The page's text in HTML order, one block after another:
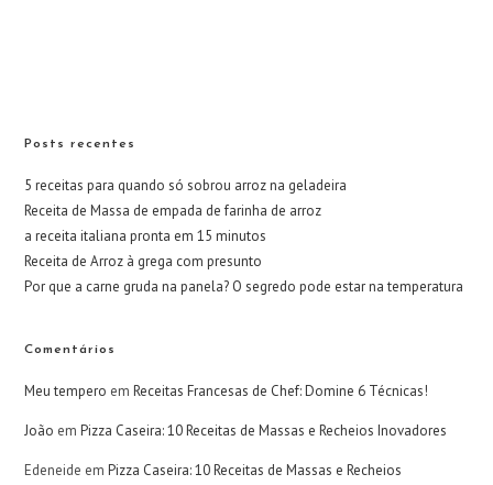
Posts recentes
5 receitas para quando só sobrou arroz na geladeira
Receita de Massa de empada de farinha de arroz
a receita italiana pronta em 15 minutos
Receita de Arroz à grega com presunto
Por que a carne gruda na panela? O segredo pode estar na temperatura
Comentários
Meu tempero emReceitas Francesas de Chef: Domine 6 Técnicas!
João emPizza Caseira: 10 Receitas de Massas e Recheios Inovadores
Edeneide emPizza Caseira: 10 Receitas de Massas e Recheios